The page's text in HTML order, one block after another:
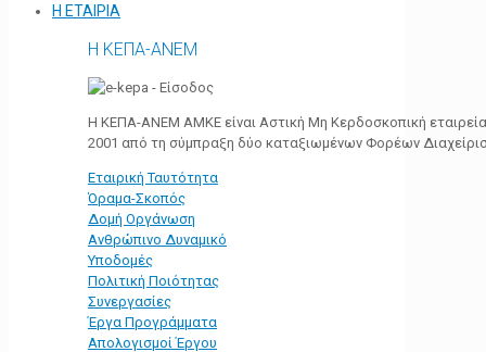
Η ΕΤΑΙΡΙΑ
Η ΚΕΠΑ-ΑΝΕΜ
Η ΚΕΠΑ-ΑΝΕΜ ΑΜΚΕ είναι Αστική Μη Κερδοσκοπική
2001 από τη σύμπραξη δύο καταξιωμένων Φορέων
Εταιρική Ταυτότητα
Όραμα-Σκοπός
Δομή Οργάνωση
Ανθρώπινο Δυναμικό
Υποδομές
Πολιτική Ποιότητας
Συνεργασίες
Έργα Προγράμματα
Απολογισμοί Έργου